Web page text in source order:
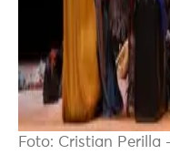
Foto: Cristian Perilla